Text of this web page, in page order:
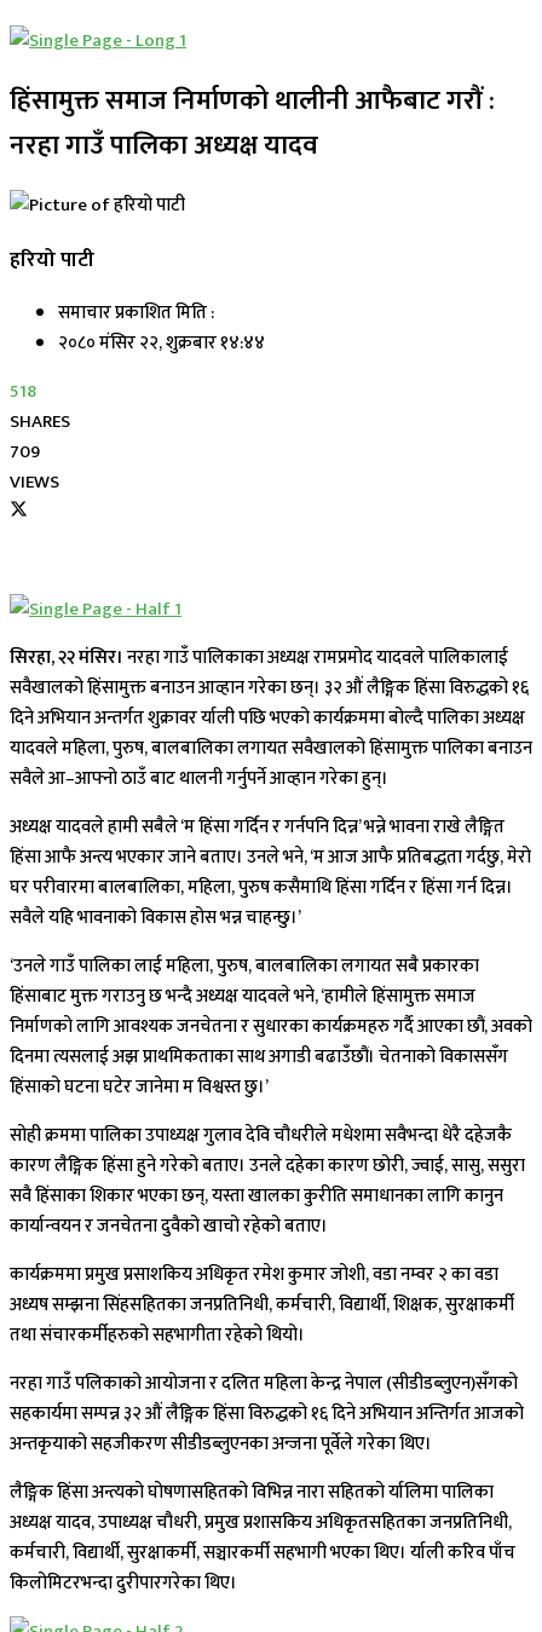
हिंसामुक्त समाज निर्माणको थालीनी आफैबाट गरौं :
नरहा गाउँ पालिका अध्यक्ष यादव
हरियो पाटी
समाचार प्रकाशित मिति :
२०८० मंसिर २२, शुक्रबार १४:४४
518
SHARES
709
VIEWS
सिरहा, २२ मंसिर। नरहा गाउँ पालिकाका अध्यक्ष रामप्रमोद यादवले पालिकालाई
सवैखालको हिंसामुक्त बनाउन आव्हान गरेका छन्। ३२ औं लैङ्गिक हिंसा विरुद्धको १६
दिने अभियान अन्तर्गत शुक्रावर र्याली पछि भएको कार्यक्रममा बोल्दै पालिका अध्यक्ष
यादवले महिला, पुरुष, बालबालिका लगायत सवैखालको हिंसामुक्त पालिका बनाउन
सवैले आ–आफ्नो ठाउँ बाट थालनी गर्नुपर्ने आव्हान गरेका हुन्।
अध्यक्ष यादवले हामी सबैले ‘म हिंसा गर्दिन र गर्नपनि दिन्न’ भन्ने भावना राखे लैङ्गित
हिंसा आफै अन्त्य भएकार जाने बताए। उनले भने, ‘म आज आफै प्रतिबद्धता गर्दछु, मेरो
घर परीवारमा बालबालिका, महिला, पुरुष कसैमाथि हिंसा गर्दिन र हिंसा गर्न दिन्न।
सवैले यहि भावनाको विकास होस भन्न चाहन्छु।’
‘उनले गाउँ पालिका लाई महिला, पुरुष, बालबालिका लगायत सबै प्रकारका
हिंसाबाट मुक्त गराउनु छ भन्दै अध्यक्ष यादवले भने, ‘हामीले हिंसामुक्त समाज
निर्माणको लागि आवश्यक जनचेतना र सुधारका कार्यक्रमहरु गर्दै आएका छौं, अवको
दिनमा त्यसलाई अझ प्राथमिकताका साथ अगाडी बढाउँछौं। चेतनाको विकाससँग
हिंसाको घटना घटेर जानेमा म विश्वस्त छु।’
सोही क्रममा पालिका उपाध्यक्ष गुलाव देवि चौधरीले मधेशमा सवैभन्दा धेरै दहेजकै
कारण लैङ्गिक हिंसा हुने गरेको बताए। उनले दहेका कारण छोरी, ज्वाई, सासु, ससुरा
सवै हिंसाका शिकार भएका छन्, यस्ता खालका कुरीति समाधानका लागि कानुन
कार्यान्वयन र जनचेतना दुवैको खाचो रहेको बताए।
कार्यक्रममा प्रमुख प्रसाशकिय अधिकृत रमेश कुमार जोशी, वडा नम्वर २ का वडा
अध्यष सम्झना सिंहसहितका जनप्रतिनिधी, कर्मचारी, विद्यार्थी, शिक्षक, सुरक्षाकर्मी
तथा संचारकर्मीहरुको सहभागीता रहेको थियो।
नरहा गाउँ पलिकाको आयोजना र दलित महिला केन्द्र नेपाल (सीडीडब्लुएन)सँगको
सहकार्यमा सम्पन्न ३२ औं लैङ्गिक हिंसा विरुद्धको १६ दिने अभियान अन्तिर्गत आजको
अन्तकृयाको सहजीकरण सीडीडब्लुएनका अन्जना पूर्वेले गरेका थिए।
लैङ्गिक हिंसा अन्त्यको घोषणासहितको विभिन्न नारा सहितको र्यालिमा पालिका
अध्यक्ष यादव, उपाध्यक्ष चौधरी, प्रमुख प्रशासकिय अधिकृतसहितका जनप्रतिनिधी,
कर्मचारी, विद्यार्थी, सुरक्षाकर्मी, सञ्चारकर्मी सहभागी भएका थिए। र्याली करिव पाँच
किलोमिटरभन्दा दुरीपारगरेका थिए।